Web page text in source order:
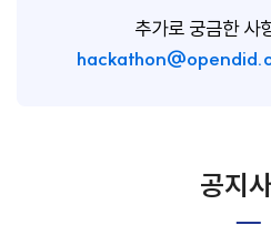
추가로 궁금한 사
공지